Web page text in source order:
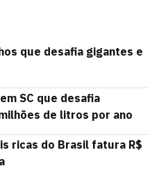
que desafia gigantes e
SC que desafia
de litros por ano
ricas do Brasil fatura R$